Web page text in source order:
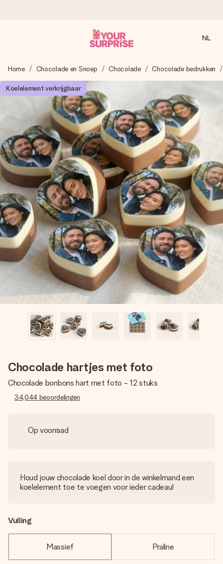
We maken jouw cadeau met zorg en zorgen dat het
razendsnel onderweg is - zodat jij kunt geven op precies
het juiste moment, wanneer het het meeste betekent.
4,8 (gebaseerd op +8.000 reviews)
Onze cadeaus worden gewaardeerd. Klanten beoordelen
ons met een 4,7 op Google Reviews
Gratis wenskaartje
Je maakt in een paar stappen iets unieks – met haar naam,
jullie foto of een boodschap die raakt. Zonder gedoe, maar
met alle aandacht voor het moment.
NL
Home Chocolade en Snoep Chocolade Chocolade bedrukken
Koelelement verkrijgbaar
Chocolade hartjes met foto
Chocolade bonbons hart met foto - 12 stuks
34,044 beoordelingen
Op voorraad
Houd jouw chocolade koel door in de winkelmand een
koelelement toe te voegen voor ieder cadeau!
Vulling
Massief Praline